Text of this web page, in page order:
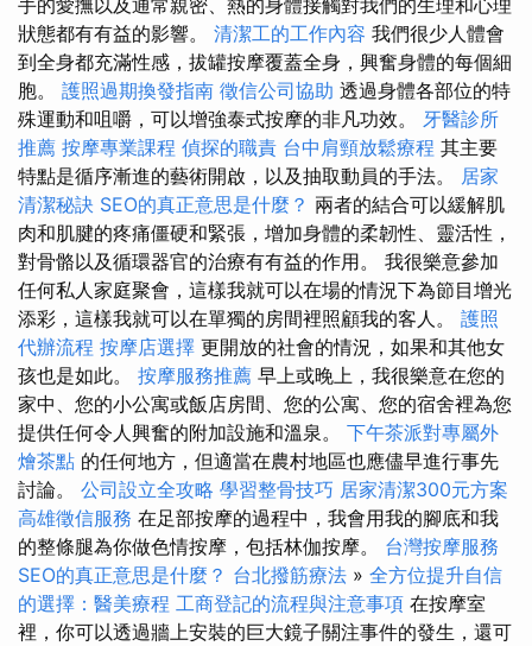
狀態都有有益的影響。 清潔工的工作內容 我們很少人體會
到全身都充滿性感，拔罐按摩覆蓋全身，興奮身體的每個細
胞。 護照過期換發指南 徵信公司協助 透過身體各部位的特
殊運動和咀嚼，可以增強泰式按摩的非凡功效。 牙醫診所
推薦 按摩專業課程 偵探的職責 台中肩頸放鬆療程 其主要
特點是循序漸進的藝術開啟，以及抽取動員的手法。 居家
清潔秘訣 SEO的真正意思是什麼？ 兩者的結合可以緩解肌
肉和肌腱的疼痛僵硬和緊張，增加身體的柔韌性、靈活性，
對骨骼以及循環器官的治療有有益的作用。 我很樂意參加
任何私人家庭聚會，這樣我就可以在場的情況下為節目增光
添彩，這樣我就可以在單獨的房間裡照顧我的客人。 護照
代辦流程 按摩店選擇 更開放的社會的情況，如果和其他女
孩也是如此。 按摩服務推薦 早上或晚上，我很樂意在您的
家中、您的小公寓或飯店房間、您的公寓、您的宿舍裡為您
提供任何令人興奮的附加設施和溫泉。 下午茶派對專屬外
燴茶點 的任何地方，但適當在農村地區也應儘早進行事先
討論。 公司設立全攻略 學習整骨技巧 居家清潔300元方案
高雄徵信服務 在足部按摩的過程中，我會用我的腳底和我
的整條腿為你做色情按摩，包括林伽按摩。 台灣按摩服務
SEO的真正意思是什麼？ 台北撥筋療法 » 全方位提升自信
的選擇：醫美療程 工商登記的流程與注意事項 在按摩室
裡，你可以透過牆上安裝的巨大鏡子關注事件的發生，還可